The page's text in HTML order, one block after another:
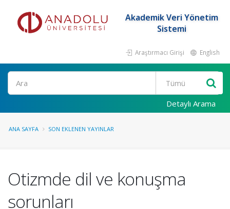
Akademik Veri Yönetim
Sistemi
Araştırmacı Girişi English
Ara
Detaylı Arama
ANA SAYFA SON EKLENEN YAYINLAR
Otizmde dil ve konuşma
sorunları